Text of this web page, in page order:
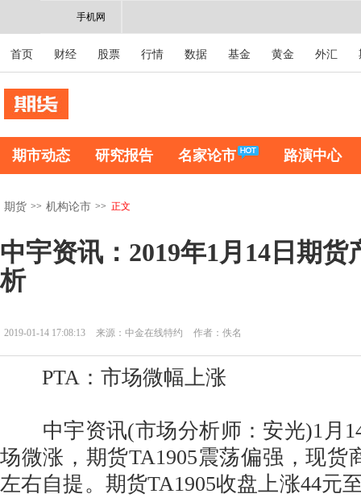
手机网
首页 财经 股票 行情 数据 基金 黄金 外汇
期市动态 研究报告 名家论市 路演中心
期货 >> 机构论市 >> 正文
中宇资讯：2019年1月14日期
析
2019-01-14 17:08:13 来源：中金在线特约 作者：佚名
PTA：市场微幅上涨
中宇资讯(市场分析师：安光)1月
场微涨，期货TA1905震荡偏强，现货
左右自提。期货TA1905收盘上涨44元